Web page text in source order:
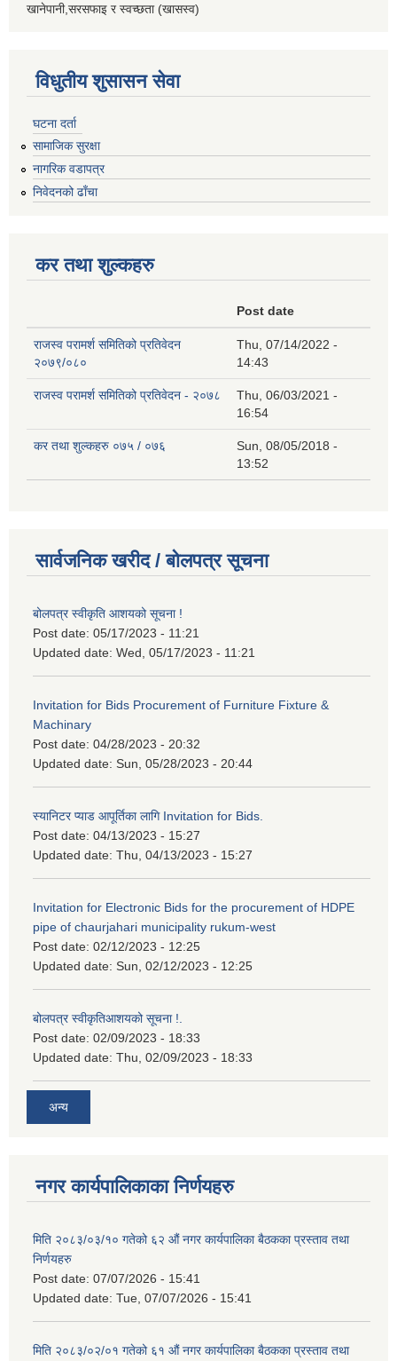
खानेपानी,सरसफाइ र स्वच्छता (खासस्व)
विधुतीय शुसासन सेवा
घटना दर्ता
सामाजिक सुरक्षा
नागरिक वडापत्र
निवेदनको ढाँचा
कर तथा शुल्कहरु
Post date
राजस्व परामर्श समितिको प्रतिवेदन
२०७९/०८०
Thu, 07/14/2022 -
14:43
राजस्व परामर्श समितिको प्रतिवेदन - २०७८
Thu, 06/03/2021 -
16:54
कर तथा शुल्कहरु ०७५ / ०७६
Sun, 08/05/2018 -
13:52
सार्वजनिक खरीद / बोलपत्र सूचना
बोलपत्र स्वीकृति आशयको सूचना !
Post date: 05/17/2023 - 11:21
Updated date: Wed, 05/17/2023 - 11:21
Invitation for Bids Procurement of Furniture Fixture &
Machinary
Post date: 04/28/2023 - 20:32
Updated date: Sun, 05/28/2023 - 20:44
स्यानिटर प्याड आपूर्तिका लागि Invitation for Bids.
Post date: 04/13/2023 - 15:27
Updated date: Thu, 04/13/2023 - 15:27
Invitation for Electronic Bids for the procurement of HDPE
pipe of chaurjahari municipality rukum-west
Post date: 02/12/2023 - 12:25
Updated date: Sun, 02/12/2023 - 12:25
बोलपत्र स्वीकृतिआशयको सूचना !.
Post date: 02/09/2023 - 18:33
Updated date: Thu, 02/09/2023 - 18:33
अन्य
नगर कार्यपालिकाका निर्णयहरु
मिति २०८३/०३/१० गतेको ६२ औं नगर कार्यपालिका बैठकका प्रस्ताव तथा
निर्णयहरु
Post date: 07/07/2026 - 15:41
Updated date: Tue, 07/07/2026 - 15:41
मिति २०८३/०२/०१ गतेको ६१ औं नगर कार्यपालिका बैठकका प्रस्ताव तथा